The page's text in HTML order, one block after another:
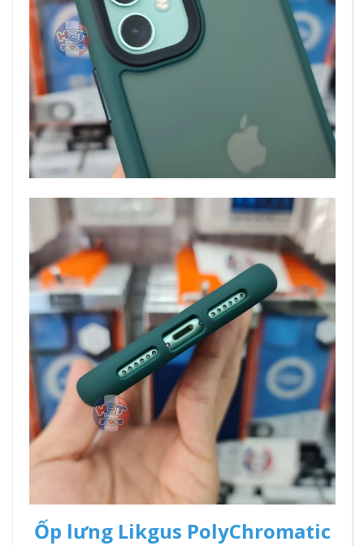
Ốp lưng Likgus PolyChromatic